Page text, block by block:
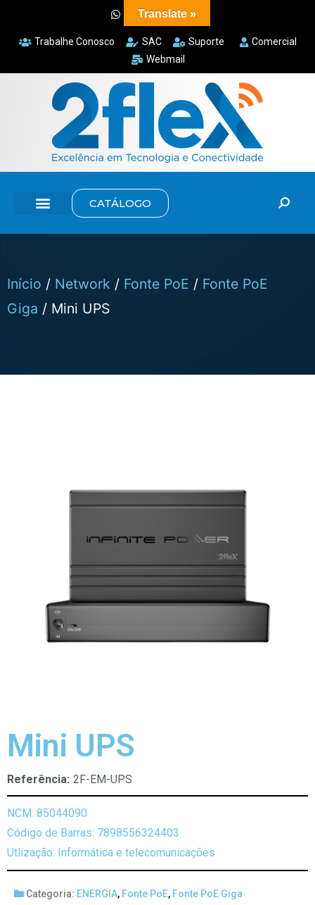
Trabalhe Conosco SAC Suporte
Comercial
Webmail
CATÁLOGO
Início / Network / Fonte PoE / Fonte PoE
Giga / Mini UPS
Mini UPS
Referência: 2F-EM-UPS
NCM: 85044090
Código de Barras: 7898556324403
Utlização: Informática e telecomunicações
Categoria: ENERGIA, Fonte PoE, Fonte PoE Giga
Translate »